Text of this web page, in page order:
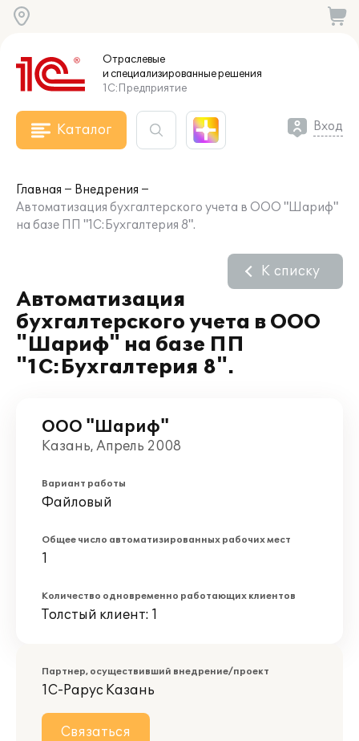
Отраслевые
и специализированныерешения
1С:Предприятие
Каталог Вход
Главная
Внедрения
Автоматизация бухгалтерского учета в ООО "Шариф"
на базе ПП "1С:Бухгалтерия 8".
Автоматизация
бухгалтерского учета в ООО
"Шариф" на базе ПП
"1С:Бухгалтерия 8".
К списку
ООО "Шариф"
Казань, Апрель 2008
Вариант работы
Файловый
Общее число автоматизированных рабочих мест
1
Количество одновременно работающих клиентов
Толстый клиент: 1
Партнер, осуществивший внедрение/проект
1С-Рарус Казань
Связаться